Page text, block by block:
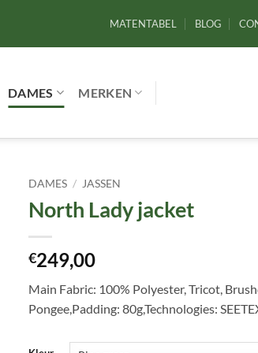
MATENTABEL BLOG
DAMES MERKEN
DAMES / JASSEN
North Lady jacket
€249,00
Main Fabric: 100% Polyester, Tricot,
Pongee,Padding: 80g,Technologies: